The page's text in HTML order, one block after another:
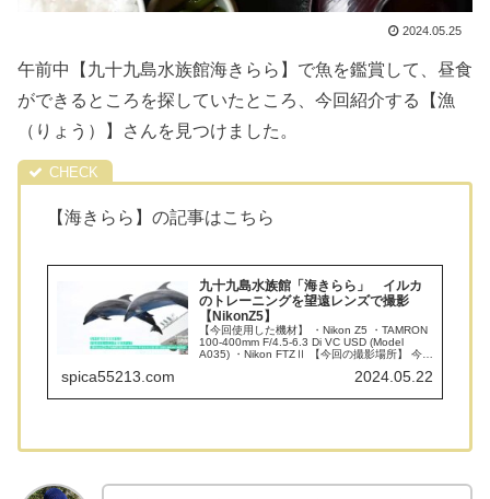
2024.05.25
午前中【九十九島水族館海きらら】で魚を鑑賞して、昼食
ができるところを探していたところ、今回紹介する【漁
（りょう）】さんを見つけました。
【海きらら】の記事はこちら
九十九島水族館「海きらら」 イルカ
のトレーニングを望遠レンズで撮影
【NikonZ5】
【今回使用した機材】 ・Nikon Z5 ・TAMRON
100-400mm F/4.5-6.3 Di VC USD (Model
A035) ・Nikon FTZⅡ 【今回の撮影場所】 今回
spica55213.com 2024.05.22